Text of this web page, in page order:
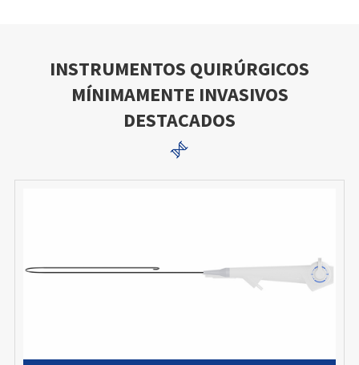
INSTRUMENTOS QUIRÚRGICOS
MÍNIMAMENTE INVASIVOS
DESTACADOS
